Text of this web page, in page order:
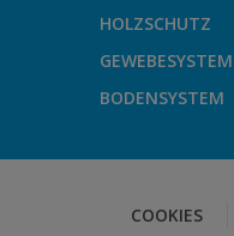
HOLZSCHUTZ
GEWEBESYSTEM
BODENSYSTEM
COOKIES